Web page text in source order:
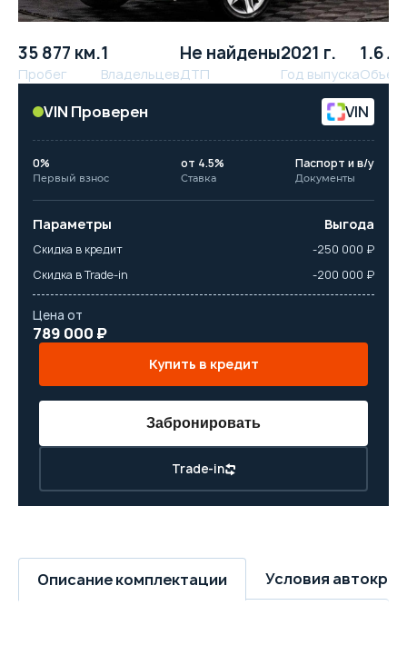
35 877 км.
Пробег
1
Владельцев
Не найдены
ДТП
2021 г.
Год выпуска
1.6 л.
Объём
VIN Проверен VIN
0%
Первый взнос
от 4.5%
Ставка
Паспорт и в/у
Документы
Параметры Выгода
Скидка в кредит
-250 000 ₽
Скидка в Trade-in
-200 000 ₽
Цена от
789 000 ₽
Купить в кредит
Trade-in
Забронировать
Описание комплектации Условия